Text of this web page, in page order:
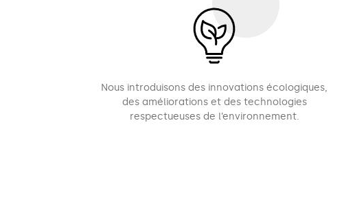
Nous introduisons des innovations écologiques,
des améliorations et des technologies
respectueuses de l’environnement.